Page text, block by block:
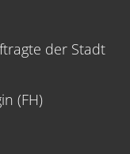
der Stadt
(FH)